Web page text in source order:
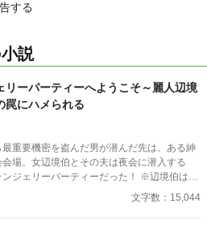
する
説
リーパーティーへようこそ～麗人辺境
罠にハメられる
重要機密を盗んだ男が潜んだ先は、ある紳
場。女辺境伯とその夫は夜会に潜入する
ジェリーパーティーだった！ ※辺境伯は女
ベルズに掲載済みです。
文字数：15,044